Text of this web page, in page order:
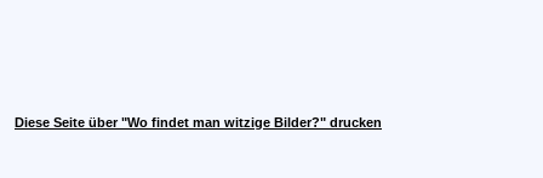
Diese Seite über "Wo findet man witzige Bilder?" drucken